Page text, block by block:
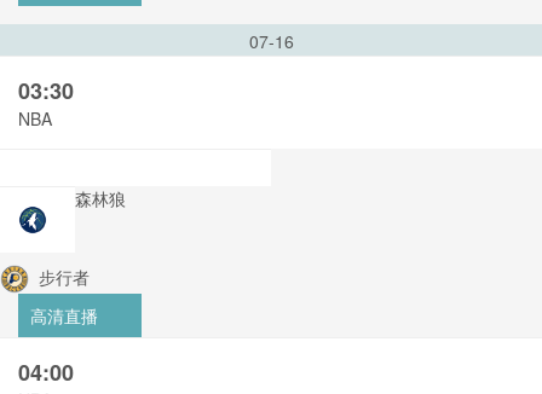
07-16
03:30
NBA
森林狼
步行者
高清直播
04:00